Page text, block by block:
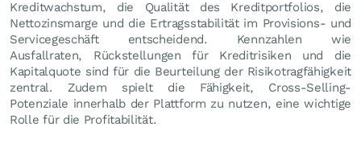
Kreditwachstum, die Qualität des Kreditportfolios, die
Nettozinsmarge und die Ertragsstabilität im Provisions- und
Servicegeschäft entscheidend. Kennzahlen wie
Ausfallraten, Rückstellungen für Kreditrisiken und die
Kapitalquote sind für die Beurteilung der Risikotragfähigkeit
zentral. Zudem spielt die Fähigkeit, Cross-Selling-
Potenziale innerhalb der Plattform zu nutzen, eine wichtige
Rolle für die Profitabilität.